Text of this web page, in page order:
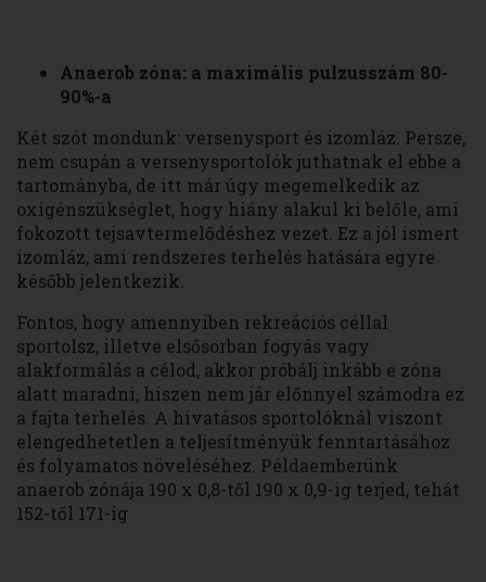
Anaerob zóna: a maximális pulzusszám 80-
90%-a
Két szót mondunk: versenysport és izomláz. Persze,
nem csupán a versenysportolók juthatnak el ebbe a
tartományba, de itt már úgy megemelkedik az
oxigénszükséglet, hogy hiány alakul ki belőle, ami
fokozott tejsavtermelődéshez vezet. Ez a jól ismert
izomláz, ami rendszeres terhelés hatására egyre
később jelentkezik.
Fontos, hogy amennyiben rekreációs céllal
sportolsz, illetve elsősorban fogyás vagy
alakformálás a célod, akkor próbálj inkább e zóna
alatt maradni, hiszen nem jár előnnyel számodra ez
a fajta terhelés. A hivatásos sportolóknál viszont
elengedhetetlen a teljesítményük fenntartásához
és folyamatos növeléséhez. Példaemberünk
anaerob zónája 190 x 0,8-től 190 x 0,9-ig terjed, tehát
152-től 171-ig